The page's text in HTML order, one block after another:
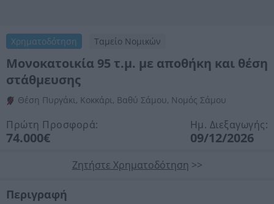
Χρηματοδότηση Ταμείο Νομικών
Μονοκατοικία 95 τ.μ. με αποθήκη και θέση
στάθμευσης
Θέση Πυργάκι, Κοκκάρι, Βαθύ Σάμου, Νομός Σάμου
Πρώτη Προσφορά:
74.000€
Ημ. Διεξαγωγής:
09/12/2026
Ζητήστε Χρηματοδότηση >>
Περιγραφή